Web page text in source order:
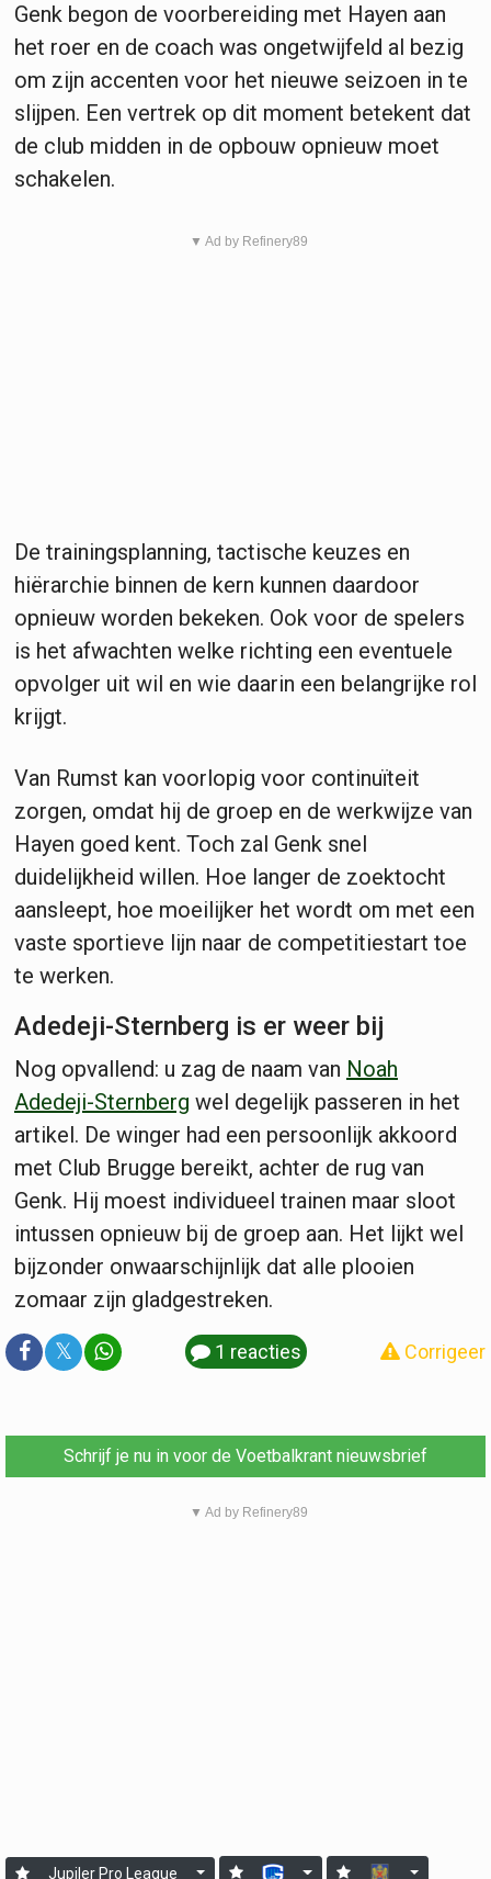
Genk begon de voorbereiding met Hayen aan
het roer en de coach was ongetwijfeld al bezig
om zijn accenten voor het nieuwe seizoen in te
slijpen. Een vertrek op dit moment betekent dat
de club midden in de opbouw opnieuw moet
schakelen.
▼ Ad by Refinery89
De trainingsplanning, tactische keuzes en
hiërarchie binnen de kern kunnen daardoor
opnieuw worden bekeken. Ook voor de spelers
is het afwachten welke richting een eventuele
opvolger uit wil en wie daarin een belangrijke rol
krijgt.
Van Rumst kan voorlopig voor continuïteit
zorgen, omdat hij de groep en de werkwijze van
Hayen goed kent. Toch zal Genk snel
duidelijkheid willen. Hoe langer de zoektocht
aansleept, hoe moeilijker het wordt om met een
vaste sportieve lijn naar de competitiestart toe
te werken.
Adedeji-Sternberg is er weer bij
Nog opvallend: u zag de naam van Noah
Adedeji-Sternberg wel degelijk passeren in het
artikel. De winger had een persoonlijk akkoord
met Club Brugge bereikt, achter de rug van
Genk. Hij moest individueel trainen maar sloot
intussen opnieuw bij de groep aan. Het lijkt wel
bijzonder onwaarschijnlijk dat alle plooien
zomaar zijn gladgestreken.
𝕏 1 reacties Corrigeer
Schrijf je nu in voor de Voetbalkrant nieuwsbrief
▼ Ad by Refinery89
Jupiler Pro League